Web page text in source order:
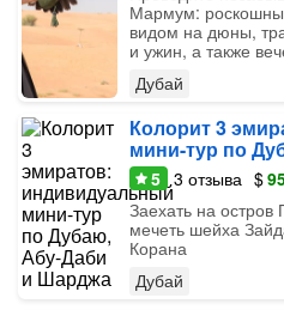
Мармум:
видом на дюны,
и ужин, а также
Дубай
Колорит 3
мини-тур по
5 3 отзыва $
Заехать на
мечеть шейха
Корана
Дубай